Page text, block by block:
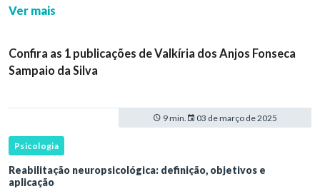
Ver mais
Confira as 1 publicações de Valkíria dos Anjos Fonseca
Sampaio da Silva
9 min. 03 de março de 2025
Psicologia
Reabilitação neuropsicológica: definição, objetivos e
aplicação